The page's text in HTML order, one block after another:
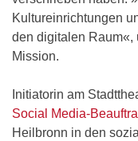
Kultureinrichtungen
den digitalen Raum«,
Mission.
Initiatorin am
Social Media-
Heilbronn in den